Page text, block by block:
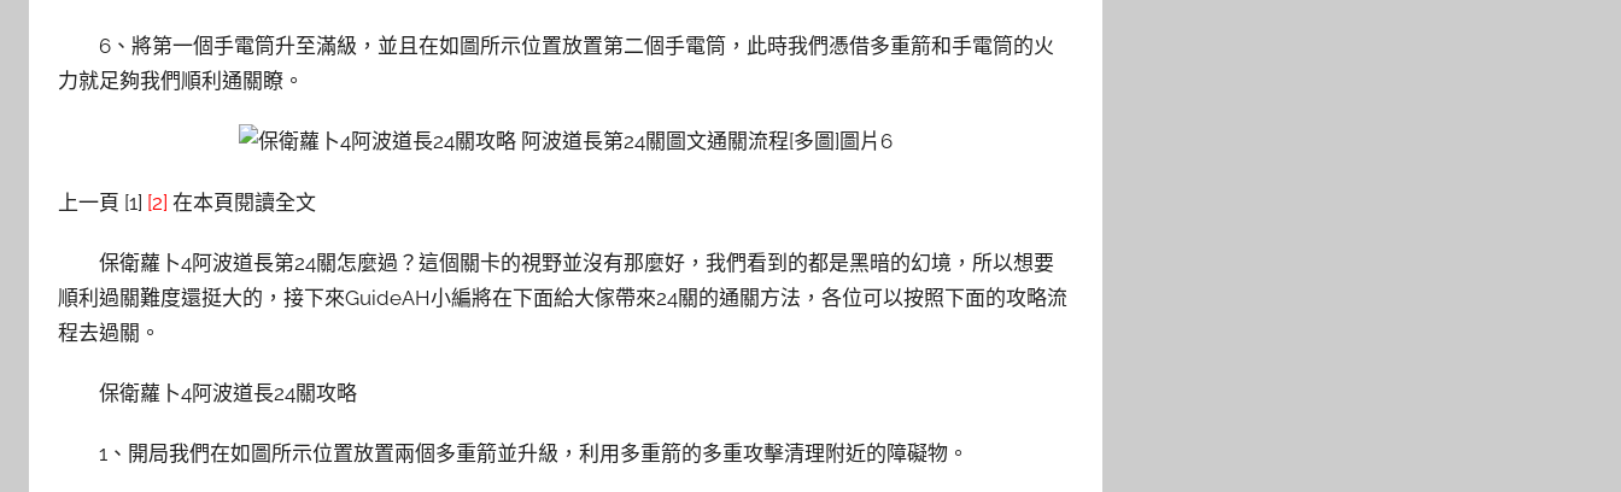
6、將第一個手電筒升至滿級，並且在如圖所示位置放置第二個手電筒，此時我們憑借多重箭和手電筒的火
力就足夠我們順利通關瞭。
上一頁 [1] [2] 在本頁閱讀全文
保衛蘿卜4阿波道長第24關怎麼過？這個關卡的視野並沒有那麼好，我們看到的都是黑暗的幻境，所以想要
順利過關難度還挺大的，接下來GuideAH小編將在下面給大傢帶來24關的通關方法，各位可以按照下面的攻略流
程去過關。
保衛蘿卜4阿波道長24關攻略
1、開局我們在如圖所示位置放置兩個多重箭並升級，利用多重箭的多重攻擊清理附近的障礙物。